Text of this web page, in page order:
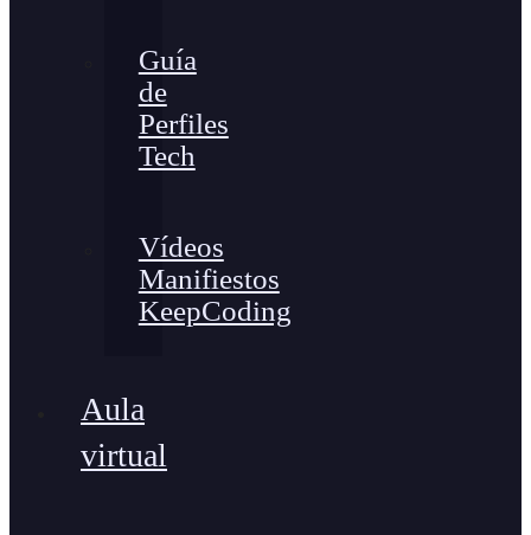
Guía
de
Perfiles
Tech
Vídeos
Manifiestos
KeepCoding
Aula
virtual